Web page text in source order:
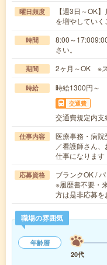
曜日頻度
【週3日～OK
を増やしていく
時間
8:00～
さい。
期間 2ヶ月～OK ※ス
時給 時給1300円～
交通費
交通費規定内支
仕事内容
医療事務・病院
／看護師さん
仕事になりま
応募資格
ブランクOK /
※履歴書不要・
方は是非応募
職場の雰囲気
年齢層
20代